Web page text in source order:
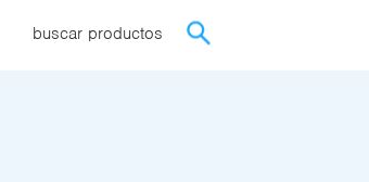
buscar productos